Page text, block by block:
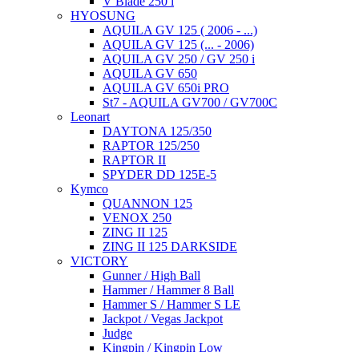
HYOSUNG
AQUILA GV 125 ( 2006 - ...)
AQUILA GV 125 (... - 2006)
AQUILA GV 250 / GV 250 i
AQUILA GV 650
AQUILA GV 650i PRO
St7 - AQUILA GV700 / GV700C
Leonart
DAYTONA 125/350
RAPTOR 125/250
RAPTOR II
SPYDER DD 125E-5
Kymco
QUANNON 125
VENOX 250
ZING II 125
ZING II 125 DARKSIDE
VICTORY
Gunner / High Ball
Hammer / Hammer 8 Ball
Hammer S / Hammer S LE
Jackpot / Vegas Jackpot
Judge
Kingpin / Kingpin Low